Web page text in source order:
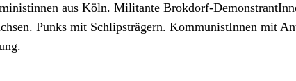
aus Köln. Militante Brokdorf-
Punks mit Schlipsträgern. KommunistInnen mit